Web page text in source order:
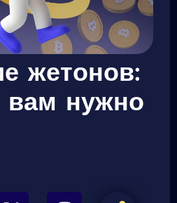
жетонов:
вам нужно